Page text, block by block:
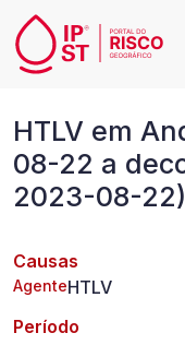
Passar para o
em
Andorra,
desde
2023-
08-
22
HTLV em
08-22 a
2023-08-22)
Causas
AgenteHTLV
Período